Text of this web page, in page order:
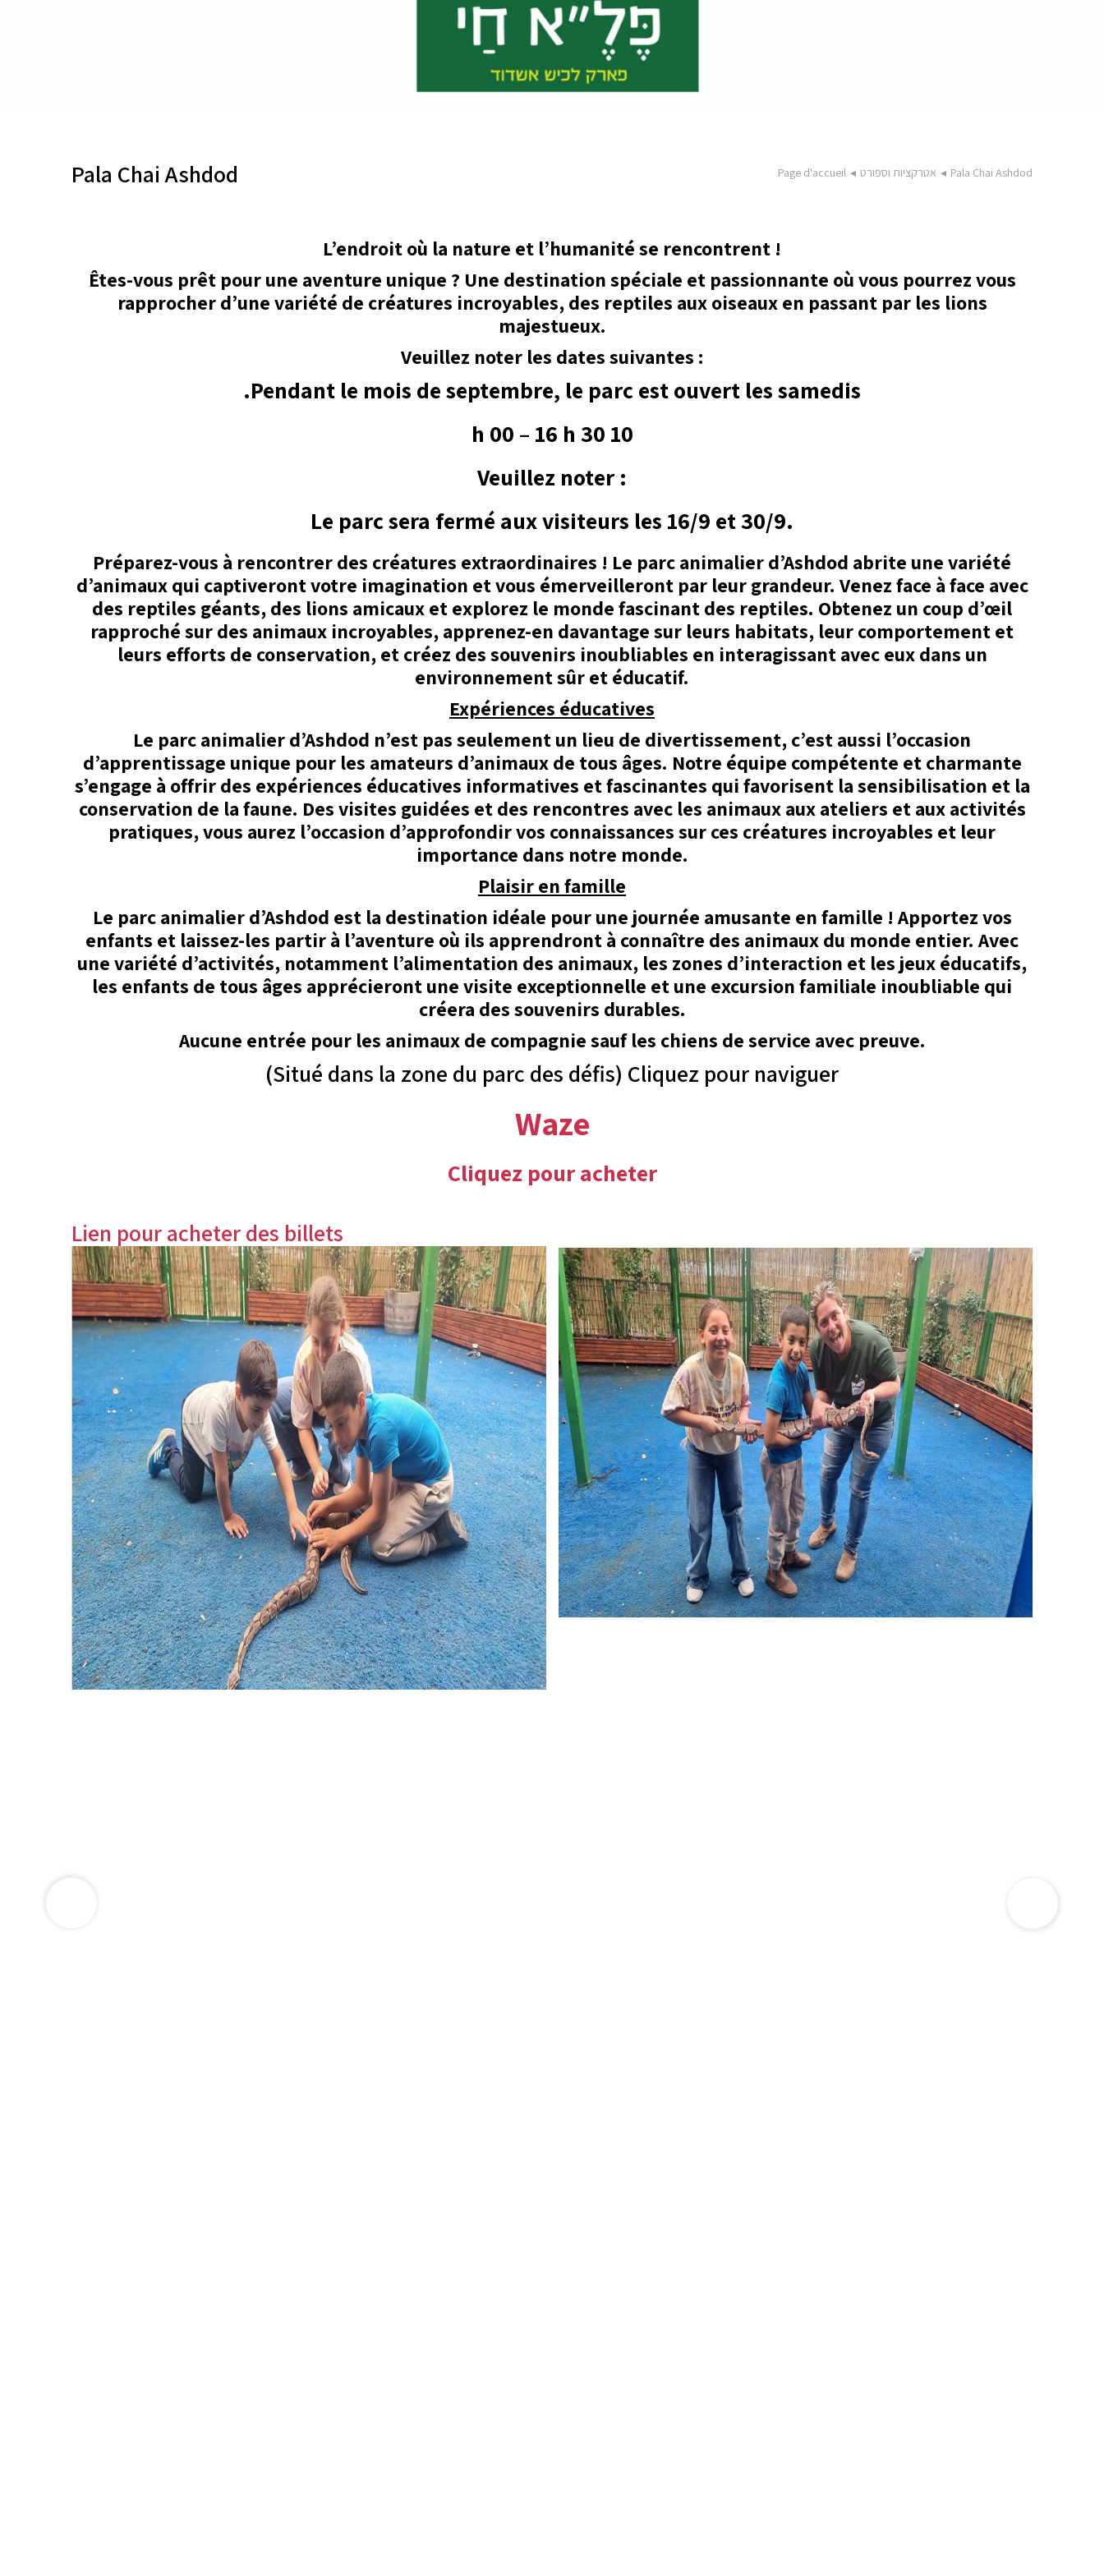
Pala Chai Ashdod Page d'accueil ◂ אטרקציות וספורט ◂ Pala Chai Ashdod
L’endroit où la nature et l’humanité se rencontrent !
Êtes-vous prêt pour une aventure unique ? Une destination spéciale et passionnante où vous pourrez vous
rapprocher d’une variété de créatures incroyables, des reptiles aux oiseaux en passant par les lions
majestueux.
Veuillez noter les dates suivantes :
Pendant le mois de septembre, le parc est ouvert les samedis.
10 h 00 – 16 h 30
Veuillez noter :
Le parc sera fermé aux visiteurs les 16/9 et 30/9.
Préparez-vous à rencontrer des créatures extraordinaires ! Le parc animalier d’Ashdod abrite une variété
d’animaux qui captiveront votre imagination et vous émerveilleront par leur grandeur. Venez face à face avec
des reptiles géants, des lions amicaux et explorez le monde fascinant des reptiles. Obtenez un coup d’œil
rapproché sur des animaux incroyables, apprenez-en davantage sur leurs habitats, leur comportement et
leurs efforts de conservation, et créez des souvenirs inoubliables en interagissant avec eux dans un
environnement sûr et éducatif.
Expériences éducatives
Le parc animalier d’Ashdod n’est pas seulement un lieu de divertissement, c’est aussi l’occasion
d’apprentissage unique pour les amateurs d’animaux de tous âges. Notre équipe compétente et charmante
s’engage à offrir des expériences éducatives informatives et fascinantes qui favorisent la sensibilisation et la
conservation de la faune. Des visites guidées et des rencontres avec les animaux aux ateliers et aux activités
pratiques, vous aurez l’occasion d’approfondir vos connaissances sur ces créatures incroyables et leur
importance dans notre monde.
Plaisir en famille
Le parc animalier d’Ashdod est la destination idéale pour une journée amusante en famille ! Apportez vos
enfants et laissez-les partir à l’aventure où ils apprendront à connaître des animaux du monde entier. Avec
une variété d’activités, notamment l’alimentation des animaux, les zones d’interaction et les jeux éducatifs,
les enfants de tous âges apprécieront une visite exceptionnelle et une excursion familiale inoubliable qui
créera des souvenirs durables.
Aucune entrée pour les animaux de compagnie sauf les chiens de service avec preuve.
(Situé dans la zone du parc des défis) Cliquez pour naviguer
Waze
Cliquez pour acheter
Lien pour acheter des billets